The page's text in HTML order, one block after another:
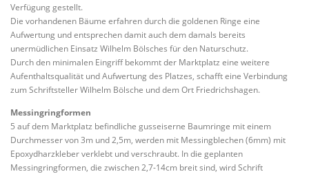
Verfügung gestellt.
Die vorhandenen Bäume erfahren durch die goldenen Ringe eine
Aufwertung und entsprechen damit auch dem damals bereits
unermüdlichen Einsatz Wilhelm Bölsches für den Naturschutz.
Durch den minimalen Eingriff bekommt der Marktplatz eine weitere
Aufenthaltsqualität und Aufwertung des Platzes, schafft eine Verbindung
zum Schriftsteller Wilhelm Bölsche und dem Ort Friedrichshagen.
Messingringformen
5 auf dem Marktplatz befindliche gusseiserne Baumringe mit einem
Durchmesser von 3m und 2,5m, werden mit Messingblechen (6mm) mit
Epoxydharzkleber verklebt und verschraubt. In die geplanten
Messingringformen, die zwischen 2,7-14cm breit sind, wird Schrift